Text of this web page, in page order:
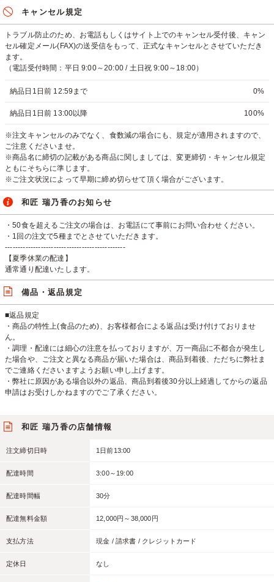
キャンセル規定
トラブル防止のため、お電話もしくはサイト上でのキャンセル受付後、キャン
セル確定メール(FAX)の送受信をもって、正式なキャンセルとさせていただき
ます。
（電話受付時間：平日 9:00～20:00 / 土日祝 9:00～18:00）
納品日1日前 12:59まで 0%
納品日1日前 13:00以降 100%
※注文キャンセルのみでなく、食数減の場合にも、規定が適用されますので、
ご注意くださいませ。
※商品名に締切の記載がある商品に関しましては、変更締切・キャンセル規定
ともにそちらに準じます。
※ご注文状況によって早期に締め切らせて頂く場合がございます。
和匠 瑞乃香のお知らせ
・50食を超えるご注文の場合は、お電話にて事前にお問い合わせください。
・1回の注文で5種までとさせていただきます。
-----------------------------------------------
【夏季休業の配達】
通常通り配達いたします。
備品・返品規定
■返品規定
・商品の特性上(食品のため)、お客様都合による返品は受け付けておりませ
ん。
・調理・配達には細心の注意を払っておりますが、万一商品に不都合が発生し
た場合や、ご注文と異なる商品が届いた場合は、商品到着後、ただちに弊社ま
でご連絡くださいますようお願い申し上げます。
・弊社に原因がある場合以外の返品、商品到着後30分以上経過してからの返品
申請はお受けしかねますのでご了承ください。
和匠 瑞乃香の店舗情報
注文締切日時 1日前13:00
配達時間 3:00～19:00
配達時間幅 30分
配達無料金額 12,000円～38,000円
支払方法 現金 / 請求書 / クレジットカード
定休日 なし